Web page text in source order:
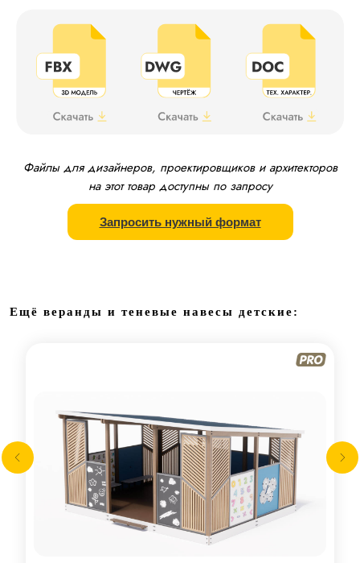
Файлы для дизайнеров, проектировщиков и архитекторов
на этот товар доступны по запросу
Запросить нужный формат
Ещё веранды и теневые навесы детские: